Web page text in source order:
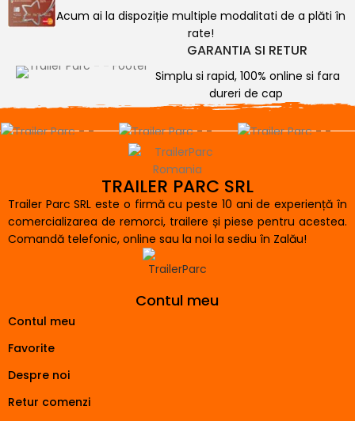
Acum ai la dispoziție multiple modalitati de a plăti în
rate!
GARANTIA SI RETUR
Simplu si rapid, 100% online si fara
dureri de cap
TRAILER PARC SRL
Trailer Parc SRL este o firmă cu peste 10 ani de experiență în
comercializarea de remorci, trailere și piese pentru acestea.
Comandă telefonic, online sau la noi la sediu în Zalău!
Contul meu
Contul meu
Favorite
Despre noi
Retur comenzi